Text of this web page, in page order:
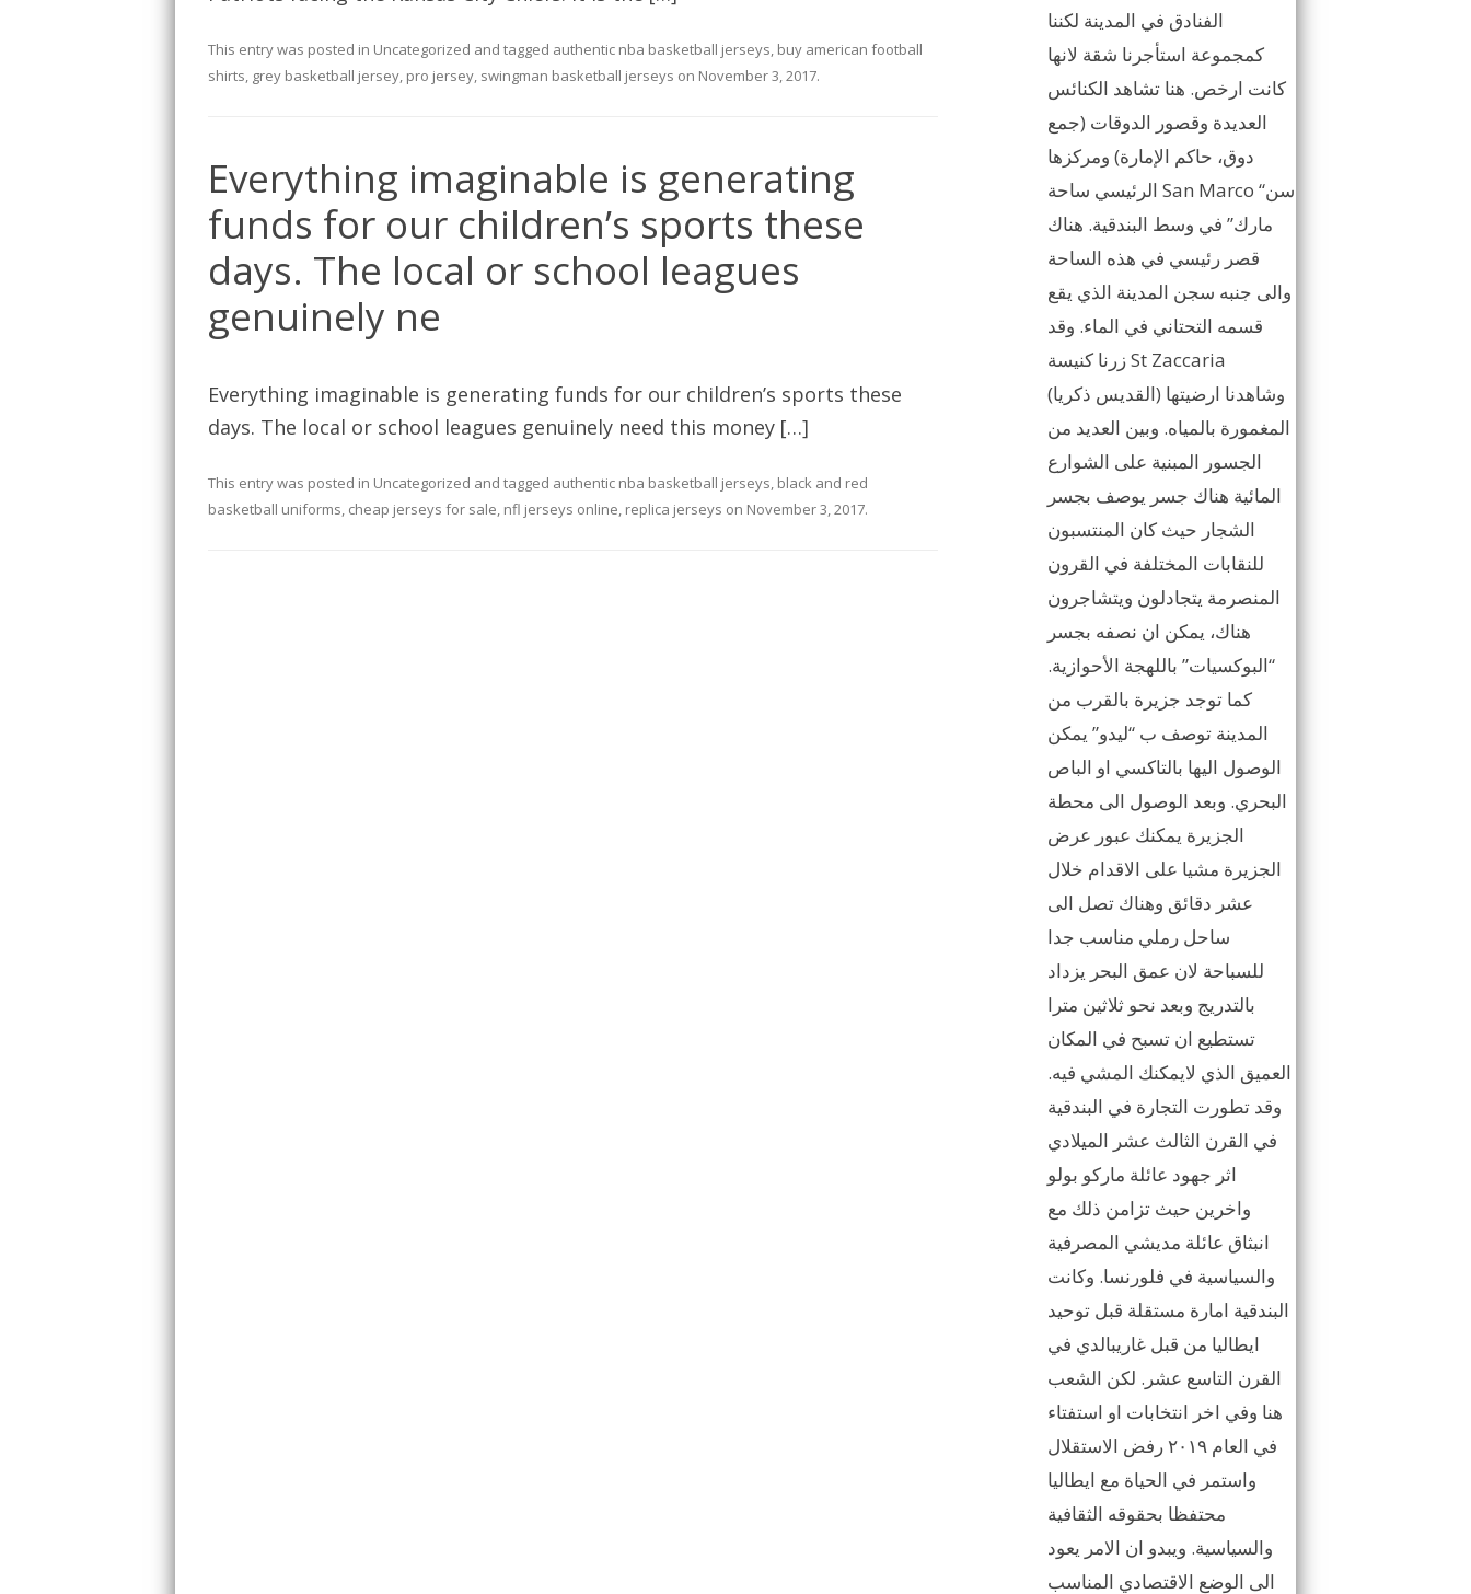
This entry was posted in Uncategorized and tagged authentic nba basketball jerseys, buy american football
shirts, grey basketball jersey, pro jersey, swingman basketball jerseys on November 3, 2017.
Everything imaginable is generating
funds for our children’s sports these
days. The local or school leagues
genuinely ne
Everything imaginable is generating funds for our children’s sports these
days. The local or school leagues genuinely need this money […]
This entry was posted in Uncategorized and tagged authentic nba basketball jerseys, black and red
basketball uniforms, cheap jerseys for sale, nfl jerseys online, replica jerseys on November 3, 2017.
الفنادق في المدينة لكننا
كمجموعة استأجرنا شقة لانها
كانت ارخص. هنا تشاهد الكنائس
العديدة وقصور الدوقات (جمع
دوق، حاكم الإمارة) ومركزها
الرئيسي ساحة San Marco “سن
مارك” في وسط البندقية. هناك
قصر رئيسي في هذه الساحة
والى جنبه سجن المدينة الذي يقع
قسمه التحتاني في الماء. وقد
زرنا كنيسة St Zaccaria
(القديس ذكريا) وشاهدنا ارضيتها
المغمورة بالمياه. وبين العديد من
الجسور المبنية على الشوارع
المائية هناك جسر يوصف بجسر
الشجار حيث كان المنتسبون
للنقابات المختلفة في القرون
المنصرمة يتجادلون ويتشاجرون
هناك، يمكن ان نصفه بجسر
“البوكسيات” باللهجة الأحوازية.
كما توجد جزيرة بالقرب من
المدينة توصف ب “ليدو” يمكن
الوصول اليها بالتاكسي او الباص
البحري. وبعد الوصول الى محطة
الجزيرة يمكنك عبور عرض
الجزيرة مشيا على الاقدام خلال
عشر دقائق وهناك تصل الى
ساحل رملي مناسب جدا
للسباحة لان عمق البحر يزداد
بالتدريج وبعد نحو ثلاثين مترا
تستطيع ان تسبح في المكان
العميق الذي لايمكنك المشي فيه.
وقد تطورت التجارة في البندقية
في القرن الثالث عشر الميلادي
اثر جهود عائلة ماركو بولو
واخرين حيث تزامن ذلك مع
انبثاق عائلة مديشي المصرفية
والسياسية في فلورنسا. وكانت
البندقية امارة مستقلة قبل توحيد
ايطاليا من قبل غاريبالدي في
القرن التاسع عشر. لكن الشعب
هنا وفي اخر انتخابات او استفتاء
في العام ٢٠١٩ رفض الاستقلال
واستمر في الحياة مع ايطاليا
محتفظا بحقوقه الثقافية
والسياسية. ويبدو ان الامر يعود
الى الوضع الاقتصادي المناسب